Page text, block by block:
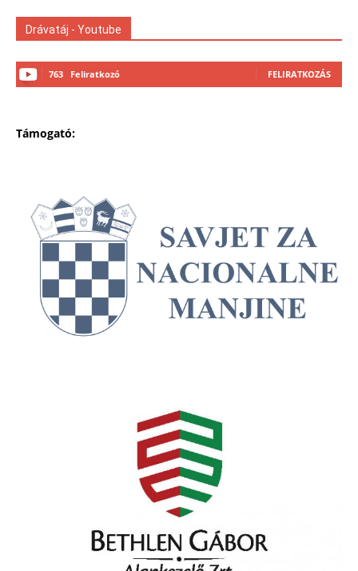
Drávatáj - Youtube
763 Feliratkozó FELIRATKOZÁS
Támogató: